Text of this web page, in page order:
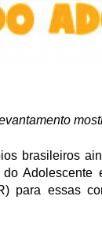
brasileiros
para essas